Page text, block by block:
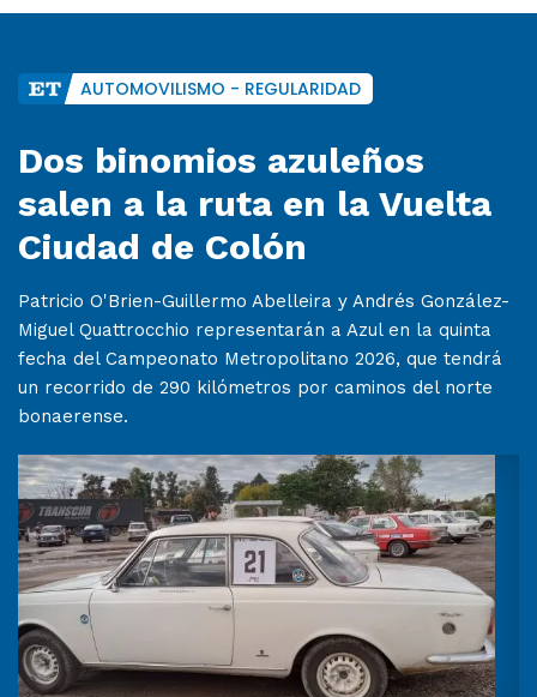
AUTOMOVILISMO - REGULARIDAD
Dos binomios azuleños
salen a la ruta en la Vuelta
Ciudad de Colón
Patricio O'Brien-Guillermo Abelleira y Andrés González-
Miguel Quattrocchio representarán a Azul en la quinta
fecha del Campeonato Metropolitano 2026, que tendrá
un recorrido de 290 kilómetros por caminos del norte
bonaerense.